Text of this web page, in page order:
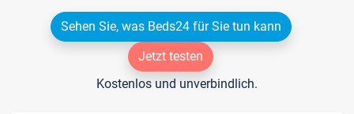
Sehen Sie, was Beds24 für Sie tun kann
Jetzt testen
Kostenlos und unverbindlich.